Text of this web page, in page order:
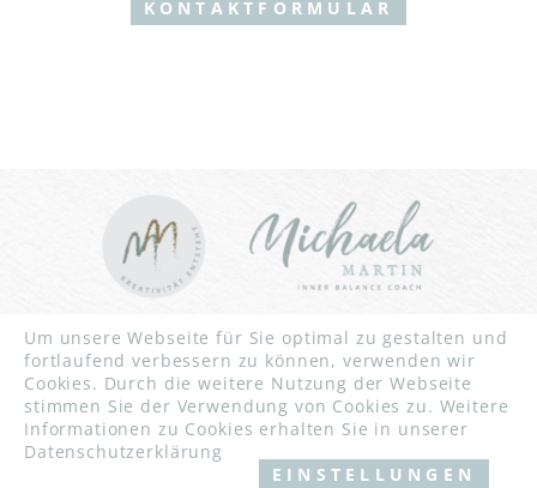
KONTAKTFORMULAR
INNER BALANCE YOGA | CHRISTLICHES YOGA | YOGA FÜR
STARKE FRAUEN UND MÄNNER | YOGA FÜR BLINDE
MENSCHEN
WORKSHOPS
NATURCOACHING IN KARLSRUHE, RÜLZHEIM UND
UMGEBUNG
Um unsere Webseite für Sie optimal zu gestalten und
fortlaufend verbessern zu können, verwenden wir
Cookies. Durch die weitere Nutzung der Webseite
stimmen Sie der Verwendung von Cookies zu. Weitere
Informationen zu Cookies erhalten Sie in unserer
Datenschutzerklärung
EINSTELLUNGEN